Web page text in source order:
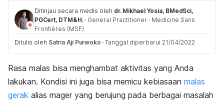
Ditinjau secara medis oleh dr. Mikhael Yosia, BMedSci,
PGCert, DTM&H. · General Practitioner · Medicine Sans
Frontières (MSF)
Ditulis oleh Satria Aji Purwoko · Tanggal diperbarui 21/04/2022
Rasa malas bisa menghambat aktivitas yang Anda
lakukan. Kondisi ini juga bisa memicu kebiasaan malas
gerak alias mager yang berujung pada berbagai masalah